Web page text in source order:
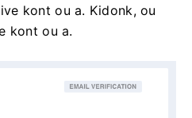
kont ou a. Kidonk, ou
kont ou a.